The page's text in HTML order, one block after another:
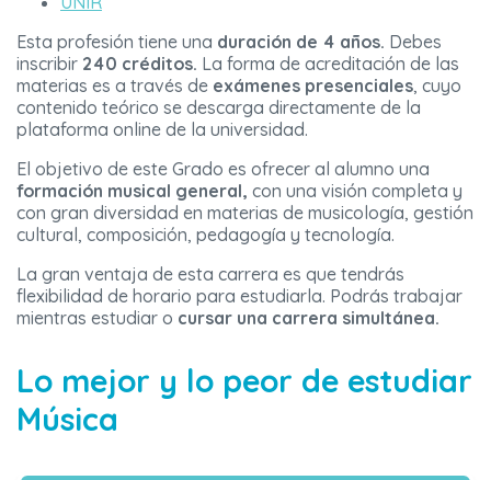
Esta profesión tiene una duración de 4 años. Debes
inscribir 240 créditos. La forma de acreditación de las
materias es a través de exámenes presenciales, cuyo
contenido teórico se descarga directamente de la
plataforma online de la universidad.
El objetivo de este Grado es ofrecer al alumno una
formación musical general, con una visión completa y
con gran diversidad en materias de musicología, gestión
cultural, composición, pedagogía y tecnología.
La gran ventaja de esta carrera es que tendrás
flexibilidad de horario para estudiarla. Podrás trabajar
mientras estudiar o cursar una carrera simultánea.
Lo mejor y lo peor de estudiar
Música